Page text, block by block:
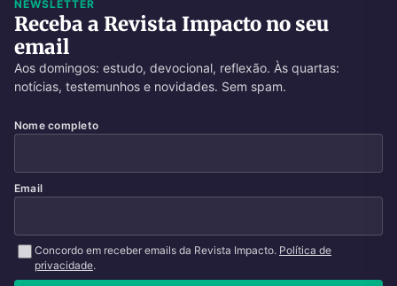
NEWSLETTER
Receba a Revista Impacto no seu
email
Aos domingos: estudo, devocional, reflexão. Às quartas:
notícias, testemunhos e novidades. Sem spam.
Nome completo
Email
Concordo em receber emails da Revista Impacto. Política de
privacidade.